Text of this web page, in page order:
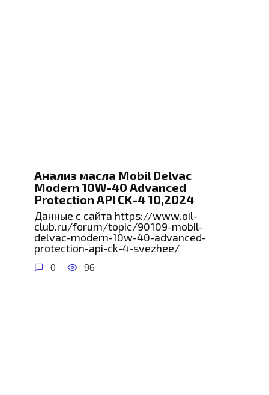
Анализ масла Mobil Delvac
Modern 10W-40 Advanced
Protection API CK-4 10,2024
Данные с сайта https://www.oil-
club.ru/forum/topic/90109-mobil-
delvac-modern-10w-40-advanced-
protection-api-ck-4-svezhee/
0 96